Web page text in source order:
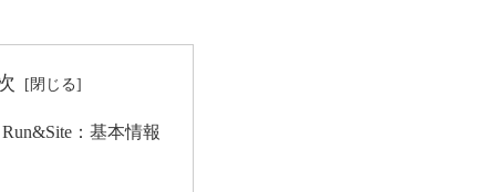
Run&Site：基本情報